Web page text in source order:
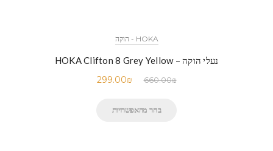
HOKA - הוקה
נעלי הוקה – HOKA Clifton 8 Grey Yellow
660.00₪
299.00₪
בחר מהאפשרויות